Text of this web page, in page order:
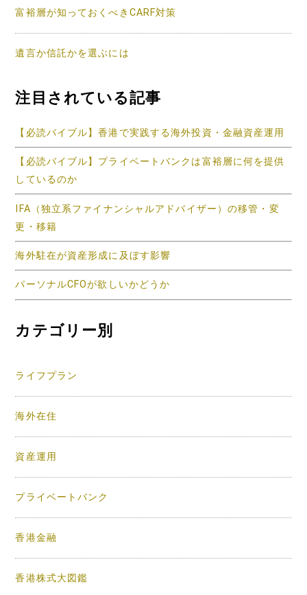
富裕層が知っておくべきCARF対策
遺言か信託かを選ぶには
注目されている記事
【必読バイブル】香港で実践する海外投資・金融資産運用
【必読バイブル】プライベートバンクは富裕層に何を提供
しているのか
IFA（独立系ファイナンシャルアドバイザー）の移管・変
更・移籍
海外駐在が資産形成に及ぼす影響
パーソナルCFOが欲しいかどうか
カテゴリー別
ライフプラン
海外在住
資産運用
プライベートバンク
香港金融
香港株式大図鑑